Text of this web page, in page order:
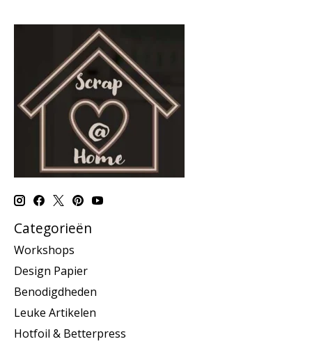
Categorieën
Workshops
Design Papier
Benodigdheden
Leuke Artikelen
Hotfoil & Betterpress